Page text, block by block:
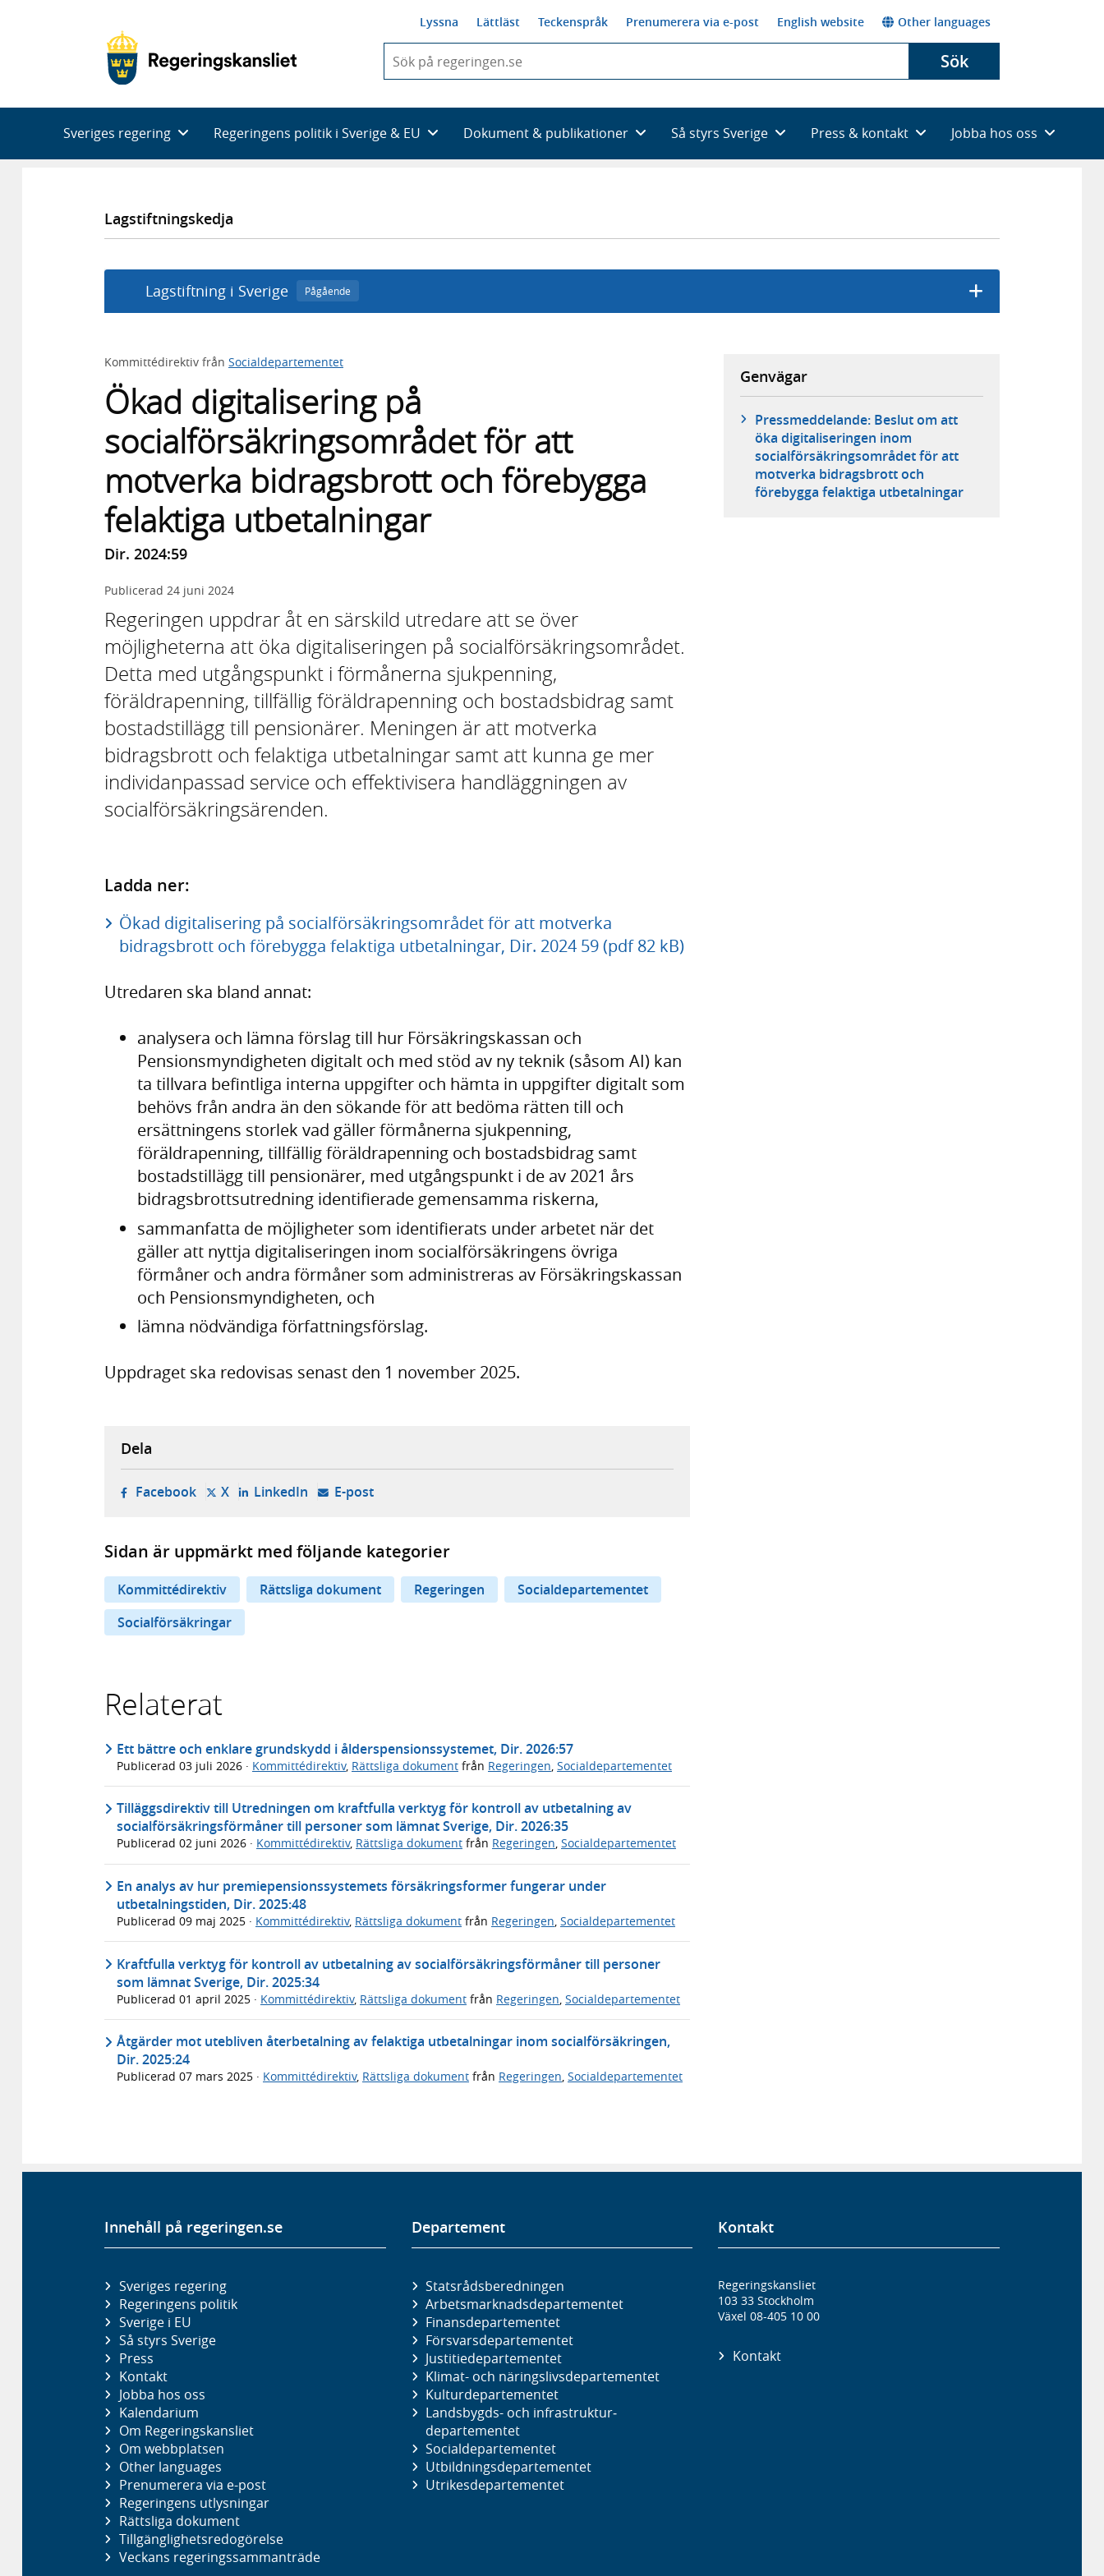
Lyssna Lättläst Teckenspråk Prenumerera via e-post English website Other languages
du
skriva
framträder
en
Sök
Sveriges regering Regeringens politik i Sverige & EU Dokument & publikationer Så styrs Sverige Press & kontakt Jobba hos oss
Lagstiftningskedja
Lagstiftning i Sverige Pågående
Kommittédirektiv från Socialdepartementet
Ökad digitalisering på
socialförsäkringsområdet för att
motverka bidragsbrott och förebygga
felaktiga utbetalningar
Dir. 2024:59
Publicerad 24 juni 2024
Regeringen uppdrar åt en särskild utredare att se över
möjligheterna att öka digitaliseringen på socialförsäkringsområdet.
Detta med utgångspunkt i förmånerna sjukpenning,
föräldrapenning, tillfällig föräldrapenning och bostadsbidrag samt
bostadstillägg till pensionärer. Meningen är att motverka
bidragsbrott och felaktiga utbetalningar samt att kunna ge mer
individanpassad service och effektivisera handläggningen av
socialförsäkringsärenden.
Ladda ner:
Ökad digitalisering på socialförsäkringsområdet för att motverka
bidragsbrott och förebygga felaktiga utbetalningar, Dir. 2024 59 (pdf 82 kB)
Utredaren ska bland annat:
analysera och lämna förslag till hur Försäkringskassan och
Pensionsmyndigheten digitalt och med stöd av ny teknik (såsom AI) kan
ta tillvara befintliga interna uppgifter och hämta in uppgifter digitalt som
behövs från andra än den sökande för att bedöma rätten till och
ersättningens storlek vad gäller förmånerna sjukpenning,
föräldrapenning, tillfällig föräldrapenning och bostadsbidrag samt
bostadstillägg till pensionärer, med utgångspunkt i de av 2021 års
bidragsbrottsutredning identifierade gemensamma riskerna,
sammanfatta de möjligheter som identifierats under arbetet när det
gäller att nyttja digitaliseringen inom socialförsäkringens övriga
förmåner och andra förmåner som administreras av Försäkringskassan
och Pensionsmyndigheten, och
lämna nödvändiga författningsförslag.
Uppdraget ska redovisas senast den 1 november 2025.
Genvägar
Pressmeddelande: Beslut om att
öka digitaliseringen inom
socialförsäkringsområdet för att
motverka bidragsbrott och
förebygga felaktiga utbetalningar
Dela
Facebook- öppnas i ny flik, extern webbplats,
X- öppnas i ny flik, extern webbplats,
LinkedIn- öppnas i ny flik, extern webbplats,
E-post- öppnar din e-postklient,
Sidan är uppmärkt med följande kategorier
Kommittédirektiv Rättsliga dokument Regeringen
Socialdepartementet
Socialförsäkringar
Relaterat
Ett bättre och enklare grundskydd i ålderspensionssystemet, Dir. 2026:57
Publicerad 03 juli 2026 · Kommittédirektiv, Rättsliga dokument från Regeringen Socialdepartementet
Tilläggsdirektiv till Utredningen om kraftfulla verktyg för kontroll av utbetalning av
socialförsäkringsförmåner till personer som lämnat Sverige, Dir. 2026:35
Publicerad 02 juni 2026 · Kommittédirektiv, Rättsliga dokument från Regeringen, Socialdepartementet
En analys av hur premiepensionssystemets försäkringsformer fungerar under
utbetalningstiden, Dir. 2025:48
Publicerad 09 maj 2025 · Kommittédirektiv, Rättsliga dokument från Regeringen, Socialdepartementet
Kraftfulla verktyg för kontroll av utbetalning av socialförsäkringsförmåner till personer
som lämnat Sverige, Dir. 2025:34
Publicerad 01 april 2025 · Kommittédirektiv, Rättsliga dokument från Regeringen Socialdepartementet
Åtgärder mot utebliven återbetalning av felaktiga utbetalningar inom socialförsäkringen,
Dir. 2025:24
Publicerad 07 mars 2025 · Kommittédirektiv, Rättsliga dokument från Regeringen, Socialdepartementet
Innehåll på regeringen.se
Sveriges regering
Regeringens politik
Sverige i EU
Så styrs Sverige
Press
Kontakt
Jobba hos oss
Kalendarium
Om Regeringskansliet
Om webbplatsen
Other languages
Prenumerera via e-post
Regeringens utlysningar
Rättsliga dokument
Tillgänglighetsredogörelse
Veckans regeringssammanträde
Departement
Statsrådsberedningen
Arbetsmarknads­departementet
Finans­departementet
Försvars­departementet
Justitie­departementet
Klimat- och näringslivs­departementet
Kultur­departementet
Landsbygds- och infrastruktur­
departementet
Social­departementet
Utbildnings­departementet
Utrikes­departementet
Kontakt
Regeringskansliet
103 33 Stockholm
Växel 08-405 10 00
Kontakt